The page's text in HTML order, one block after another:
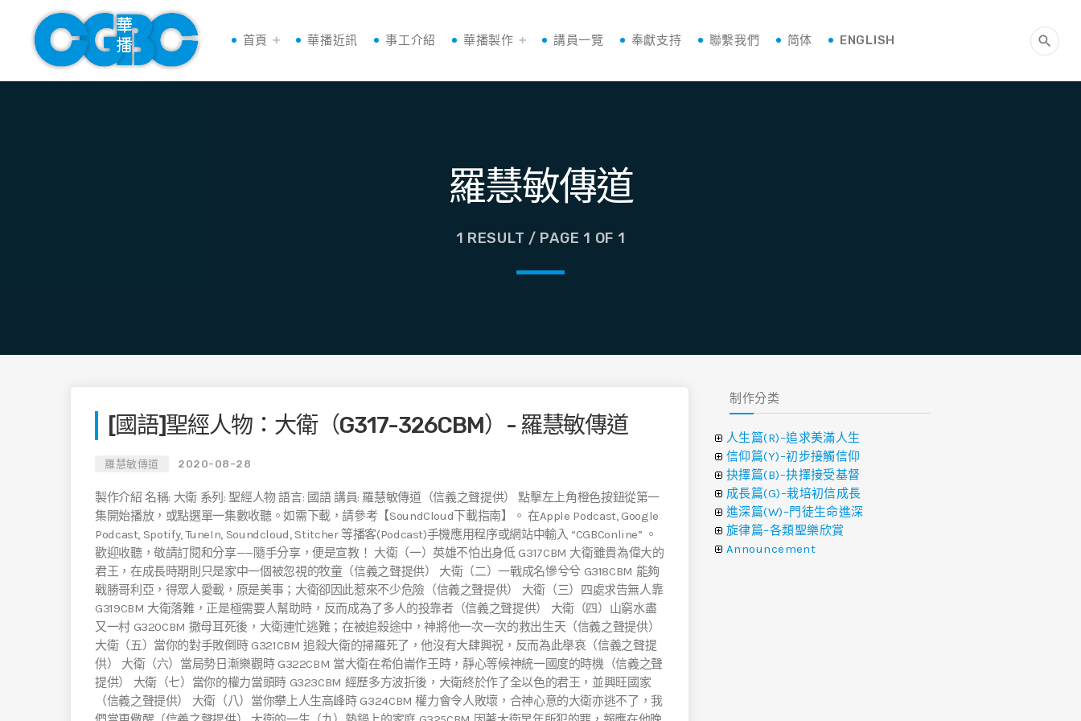
首頁 華播近訊 事工介紹 華播製作 講員一覽 奉獻支持 聯繫我們 简体 ENGLISH search
羅慧敏傳道
1 RESULT / PAGE 1 OF 1
[國語]聖經人物：大衛（G317-326CBM）- 羅慧敏傳道
羅慧敏傳道 2020-08-28
製作介紹 名稱: 大衛 系列: 聖經人物 語言: 國語 講員: 羅慧敏傳道（信義之聲提供） 點擊左上角橙色按鈕從第一
集開始播放，或點選單一集數收聽。如需下載，請參考【SoundCloud下載指南】。 在Apple Podcast, Google
Podcast, Spotify, TuneIn, Soundcloud, Stitcher 等播客(Podcast)手機應用程序或網站中輸入 “CGBConline” 。
歡迎收聽，敬請訂閱和分享——隨手分享，便是宣教！ 大衛（一）英雄不怕出身低 G317CBM 大衛雖貴為偉大的
君王，在成長時期則只是家中一個被忽視的牧童（信義之聲提供） 大衛（二）一戰成名慘兮兮 G318CBM 能夠
戰勝哥利亞，得眾人愛載，原是美事；大衛卻因此惹來不少危險（信義之聲提供） 大衛（三）四處求告無人靠
G319CBM 大衛落難，正是極需要人幫助時，反而成為了多人的投靠者（信義之聲提供） 大衛（四）山窮水盡
又一村 G320CBM 撒母耳死後，大衛連忙逃難；在被追殺途中，神將他一次一次的救出生天（信義之聲提供）
大衛（五）當你的對手敗倒時 G321CBM 追殺大衛的掃羅死了，他沒有大肆興祝，反而為此舉哀（信義之聲提
供） 大衛（六）當局勢日漸樂觀時 G322CBM 當大衛在希伯崙作王時，靜心等候神統一國度的時機（信義之聲
提供） 大衛（七）當你的權力當頭時 G323CBM 經歷多方波折後，大衛終於作了全以色的君王，並興旺國家
（信義之聲提供） 大衛（八）當你攀上人生高峰時 G324CBM 權力會令人敗壞，合神心意的大衛亦逃不了，我
制作分类
人生篇(R)–追求美滿人生
信仰篇(Y)–初步接觸信仰
抉擇篇(B)–抉擇接受基督
成長篇(G)–栽培初信成長
進深篇(W)–門徒生命進深
旋律篇–各類聖樂欣賞
Announcement